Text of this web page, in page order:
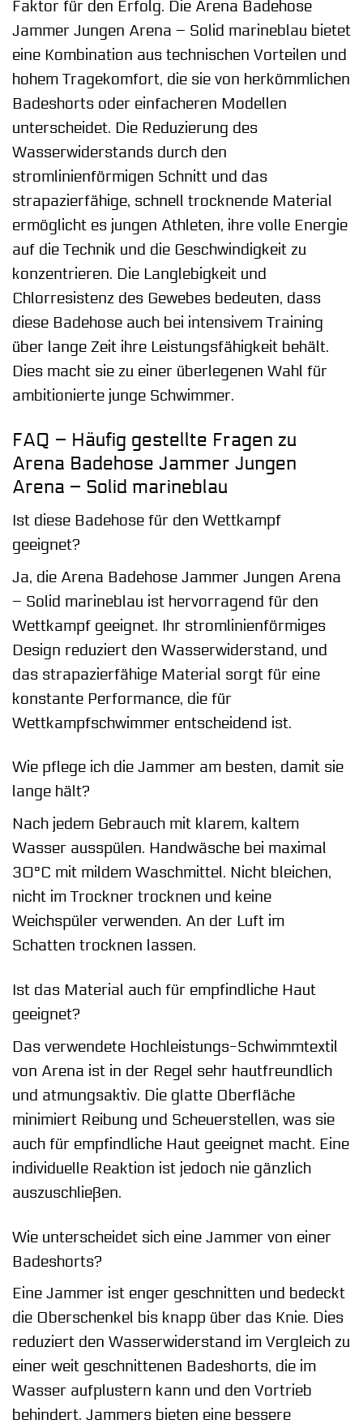
Faktor für den Erfolg. Die Arena Badehose
Jammer Jungen Arena – Solid marineblau bietet
eine Kombination aus technischen Vorteilen und
hohem Tragekomfort, die sie von herkömmlichen
Badeshorts oder einfacheren Modellen
unterscheidet. Die Reduzierung des
Wasserwiderstands durch den
stromlinienförmigen Schnitt und das
strapazierfähige, schnell trocknende Material
ermöglicht es jungen Athleten, ihre volle Energie
auf die Technik und die Geschwindigkeit zu
konzentrieren. Die Langlebigkeit und
Chlorresistenz des Gewebes bedeuten, dass
diese Badehose auch bei intensivem Training
über lange Zeit ihre Leistungsfähigkeit behält.
Dies macht sie zu einer überlegenen Wahl für
ambitionierte junge Schwimmer.
FAQ – Häufig gestellte Fragen zu
Arena Badehose Jammer Jungen
Arena – Solid marineblau
Ist diese Badehose für den Wettkampf
geeignet?
Ja, die Arena Badehose Jammer Jungen Arena
– Solid marineblau ist hervorragend für den
Wettkampf geeignet. Ihr stromlinienförmiges
Design reduziert den Wasserwiderstand, und
das strapazierfähige Material sorgt für eine
konstante Performance, die für
Wettkampfschwimmer entscheidend ist.
Wie pflege ich die Jammer am besten, damit sie
lange hält?
Nach jedem Gebrauch mit klarem, kaltem
Wasser ausspülen. Handwäsche bei maximal
30°C mit mildem Waschmittel. Nicht bleichen,
nicht im Trockner trocknen und keine
Weichspüler verwenden. An der Luft im
Schatten trocknen lassen.
Ist das Material auch für empfindliche Haut
geeignet?
Das verwendete Hochleistungs-Schwimmtextil
von Arena ist in der Regel sehr hautfreundlich
und atmungsaktiv. Die glatte Oberfläche
minimiert Reibung und Scheuerstellen, was sie
auch für empfindliche Haut geeignet macht. Eine
individuelle Reaktion ist jedoch nie gänzlich
auszuschließen.
Wie unterscheidet sich eine Jammer von einer
Badeshorts?
Eine Jammer ist enger geschnitten und bedeckt
die Oberschenkel bis knapp über das Knie. Dies
reduziert den Wasserwiderstand im Vergleich zu
einer weit geschnittenen Badeshorts, die im
Wasser aufplustern kann und den Vortrieb
behindert. Jammers bieten eine bessere